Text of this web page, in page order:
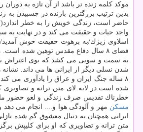
موكد كلمه زنده تر باشد از آن تازه به
بدین ترتیب بزرگترین بازنده در چسبیدن
حاضر است، زندگی خویش را به خطر
واجد حیات و حقیقت می كند و در نهایت به
فضای ۸ سال دفاع مقدس توهین شده
شدن نسلی دیگر از ایرانی ها می داند.
۸ ساله جنگ ایران و عراق را یادآوری می
شده است.در لابه لای متن ترانه و تصاویری
خطرناك تقدیس صرف زندگی و لغو حضور مازاد زندگی در جامعه ای كه در شرایطی جنگی قرار
مسكن مهر و آلودگی هوا و.... انجام می
ایرانی همچنان به دنبال معشوق گم شده
متن ترانه و تصاویری كه او برای كلیپش